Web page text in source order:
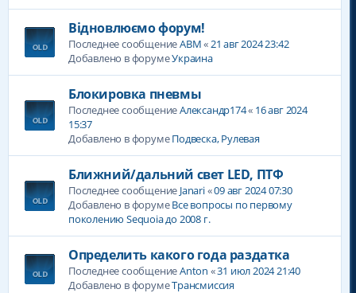
Відновлюємо форум!
Последнее сообщениеABM« 21 авг 2024 23:42
Добавлено в форумеУкраина
Блокировка пневмы
Последнее сообщениеАлександр174« 16 авг 2024
15:37
Добавлено в форумеПодвеска, Рулевая
Ближний/дальний свет LED, ПТФ
Последнее сообщение Janari«09 авг 2024 07:30
Добавлено в форумеВсе вопросы по первому
поколению Sequoia до 2008 г.
Определить какого года раздатка
Последнее сообщениеAnton «31 июл 2024 21:40
Добавлено в форумеТрансмиссия